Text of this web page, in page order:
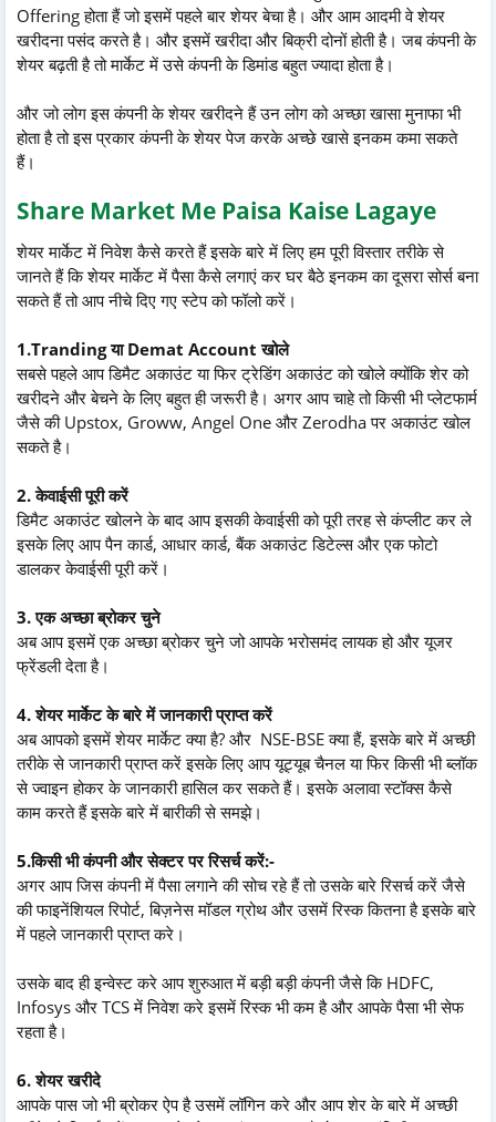
Offering होता हैं जो इसमें पहले बार शेयर बेचा है। और आम आदमी वे शेयर
खरीदना पसंद करते है। और इसमें खरीदा और बिक्री दोनों होती है। जब कंपनी के
शेयर बढ़ती है तो मार्केट में उसे कंपनी के डिमांड बहुत ज्यादा होता है।
और जो लोग इस कंपनी के शेयर खरीदने हैं उन लोग को अच्छा खासा मुनाफा भी
होता है तो इस प्रकार कंपनी के शेयर पेज करके अच्छे खासे इनकम कमा सकते
हैं।
Share Market Me Paisa Kaise Lagaye
शेयर मार्केट में निवेश कैसे करते हैं इसके बारे में लिए हम पूरी विस्तार तरीके से
जानते हैं कि शेयर मार्केट में पैसा कैसे लगाएं कर घर बैठे इनकम का दूसरा सोर्स बना
सकते हैं तो आप नीचे दिए गए स्टेप को फॉलो करें।
1.Tranding या Demat Account खोले
सबसे पहले आप डिमैट अकाउंट या फिर ट्रेडिंग अकाउंट को खोले क्योंकि शेर को
खरीदने और बेचने के लिए बहुत ही जरूरी है। अगर आप चाहे तो किसी भी प्लेटफार्म
जैसे की Upstox, Groww, Angel One और Zerodha पर अकाउंट खोल
सकते है।
2. केवाईसी पूरी करें
डिमैट अकाउंट खोलने के बाद आप इसकी केवाईसी को पूरी तरह से कंप्लीट कर ले
इसके लिए आप पैन कार्ड, आधार कार्ड, बैंक अकाउंट डिटेल्स और एक फोटो
डालकर केवाईसी पूरी करें।
3. एक अच्छा ब्रोकर चुने
अब आप इसमें एक अच्छा ब्रोकर चुने जो आपके भरोसमंद लायक हो और यूजर
फ्रेंडली देता है।
4. शेयर मार्केट के बारे में जानकारी प्राप्त करें
अब आपको इसमें शेयर मार्केट क्या है? और NSE-BSE क्या हैं, इसके बारे में अच्छी
तरीके से जानकारी प्राप्त करें इसके लिए आप यूट्यूब चैनल या फिर किसी भी ब्लॉक
से ज्वाइन होकर के जानकारी हासिल कर सकते हैं। इसके अलावा स्टॉक्स कैसे
काम करते हैं इसके बारे में बारीकी से समझे।
5.किसी भी कंपनी और सेक्टर पर रिसर्च करें:-
अगर आप जिस कंपनी में पैसा लगाने की सोच रहे हैं तो उसके बारे रिसर्च करें जैसे
की फाइनेंशियल रिपोर्ट, बिज़नेस मॉडल ग्रोथ और उसमें रिस्क कितना है इसके बारे
में पहले जानकारी प्राप्त करे।
उसके बाद ही इन्वेस्ट करे आप शुरुआत में बड़ी बड़ी कंपनी जैसे कि HDFC,
Infosys और TCS में निवेश करे इसमें रिस्क भी कम है और आपके पैसा भी सेफ
रहता है।
6. शेयर खरीदे
आपके पास जो भी ब्रोकर ऐप है उसमें लॉगिन करे और आप शेर के बारे में अच्छी